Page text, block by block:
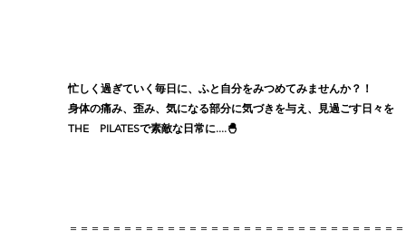
忙しく過ぎていく毎日に、ふと自分をみつめてみませんか？！
身体の痛み、歪み、気になる部分に気づきを与え、見過ごす日々を
THE　PILATESで素敵な日常に....🐣
＝＝＝＝＝＝＝＝＝＝＝＝＝＝＝＝＝＝＝＝＝＝＝＝＝＝＝＝＝＝